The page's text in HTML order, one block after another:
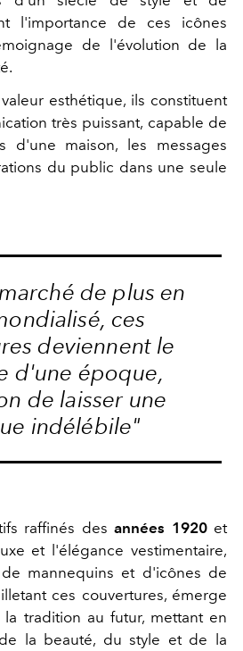
l'importance de ces icônes
de l'évolution de la
esthétique, ils constituent
très puissant, capable de
d'une maison, les messages
du public dans une seule
de plus en
ces
deviennent le
d'une époque,
de laisser une
indélébile"
raffinés desannées 1920et
et l'élégance vestimentaire,
mannequins et d'icônes de
ces couvertures, émerge
tradition au futur, mettant en
la beauté, du style et de la